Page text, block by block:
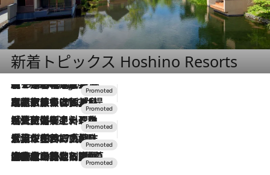
新着トピックス Hoshino Resorts
7 Hours Ago
【トンボの足水浴】ヒノキの香りに包まれて涼感マックス！約13℃の湧水かけ流しを避暑地「星野温泉 トンボの湯」で体験
2026.7.31
【ホテル帰省】という選択肢をOMOが提案。家族とほどよい距離を保つには「昼は実家、夜は気兼ねなくホテルで！」
2026.7.24
【夏限定ディナーコース】旬を迎える稚鮎や花ズッキーニなどをイタリア・トスカーナの郷土料理の手法で満喫！
2026.7.17
「土佐和ハーブかき氷」がOMO7高知に登場！生姜、山椒、大葉など目にも舌にも涼を呼ぶ郷土の味
2026.7.10
NEW OPEN！【界 草津】名湯の地に誕生。趣の異なる2種の温泉と上州ならではの会席・蕎麦割烹など美食を味わう究極の癒やし旅